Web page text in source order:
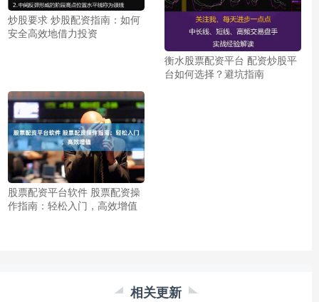
炒股要求 炒股配资指南：如何
安全高效地借力投资
衡水股票配资平台 配资炒股平
台如何选择？避坑指南
股票配资平台软件 股票配资操
作指南：轻松入门，高效增值
相关更新